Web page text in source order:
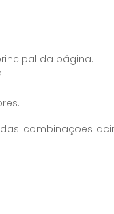
da página.
combinações